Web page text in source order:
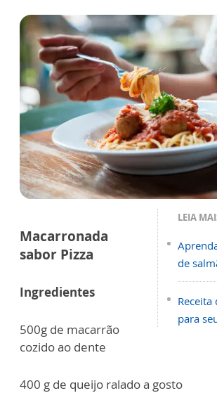
LEIA
de
Receita
para
Macarronada
sabor Pizza
Ingredientes
500g de macarrão
cozido ao dente
400 g de queijo ralado a gosto